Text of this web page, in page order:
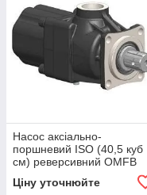
Насос аксіально-
поршневий ISO (40,5 куб
см) реверсивний OMFB
Італія з похилим диском
10800603824
Ціну уточнюйте